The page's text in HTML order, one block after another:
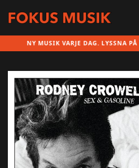
NY MUSIK VARJE DAG. LYSSNA PÅ